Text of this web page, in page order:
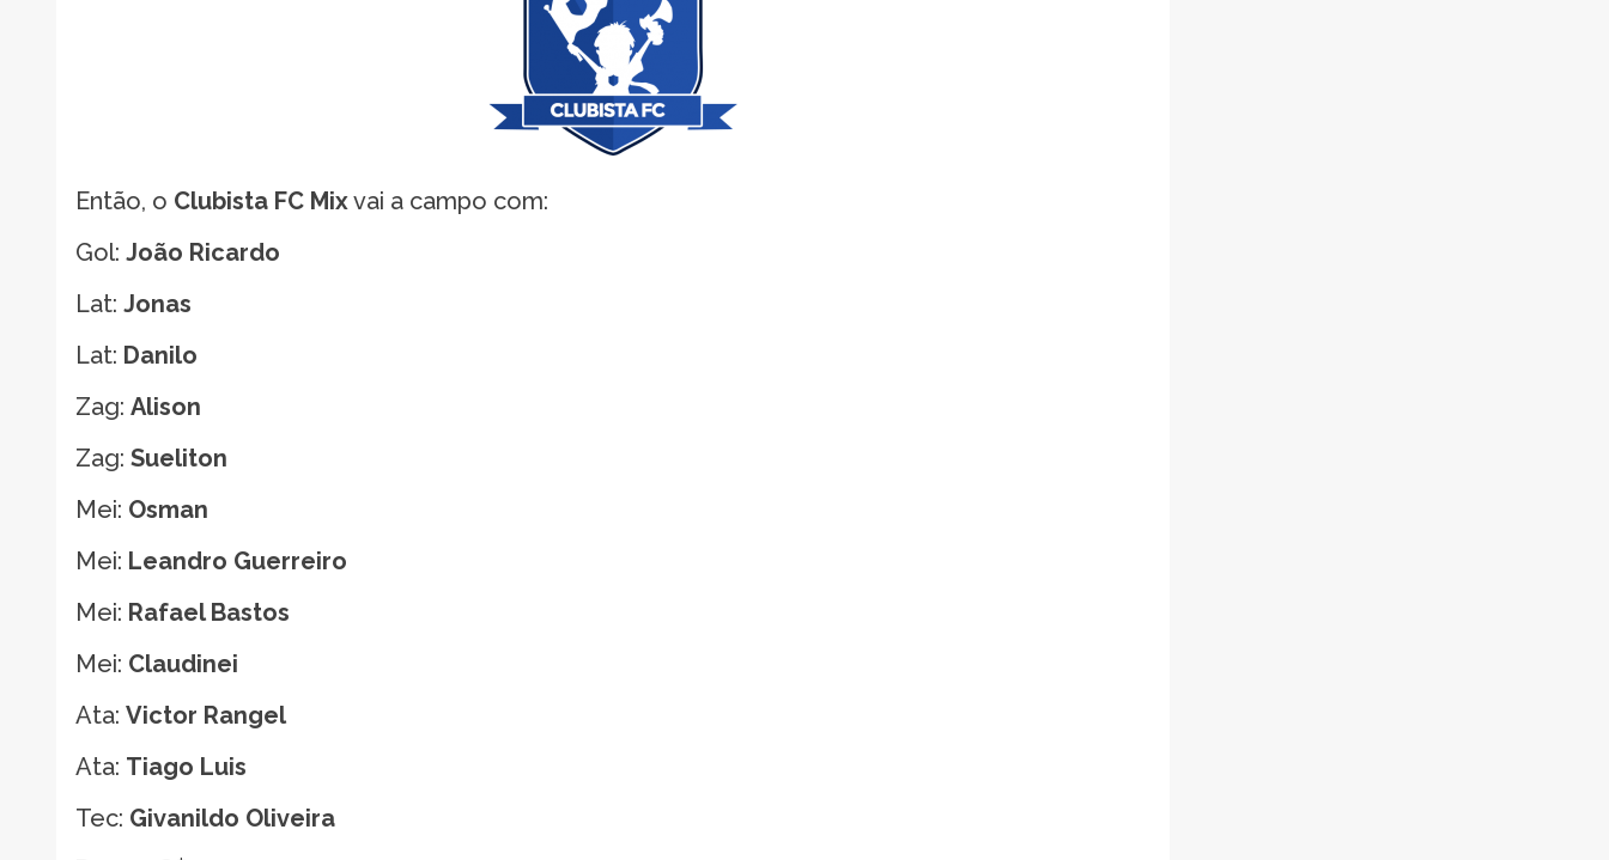
Então, o Clubista FC Mixvai a campo com:
Gol: João Ricardo
Lat: Jonas
Lat: Danilo
Zag: Alison
Zag: Sueliton
Mei: Osman
Mei: Leandro Guerreiro
Mei: Rafael Bastos
Mei: Claudinei
Ata: Victor Rangel
Ata: Tiago Luis
Tec: Givanildo Oliveira